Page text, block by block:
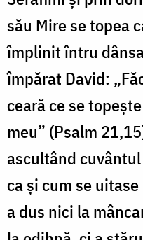
său Mire se topea
împlinit întru
împărat David:
ceară ce se
meu” (Psalm
ascultând
ca și cum se
a dus nici la